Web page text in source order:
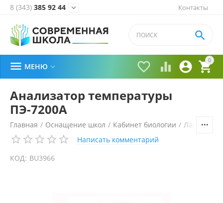
Контакты
8 (343) 385 92 44 
0


 

 МЕНЮ 
Анализатор температуры
ПЭ-7200А
Главная / Оснащение школ / Кабинет биологии /
Написать комментарий
КОД: BU3966